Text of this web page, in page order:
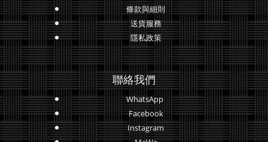
條款與細則
送貨服務
隱私政策
聯絡我們
WhatsApp
Facebook
Instagram